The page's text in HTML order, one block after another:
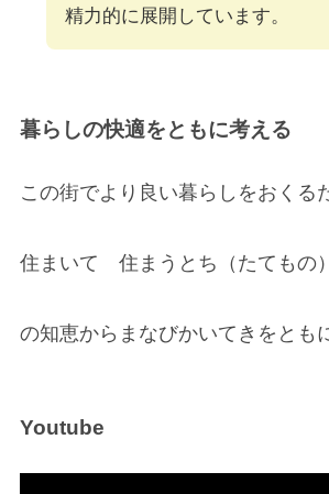
精力的に展開しています。
暮らしの快適をともに考える
この街でより良い暮らしをおくる
住まいて 住まうとち（たてもの
の知恵からまなびかいてきをとも
Youtube